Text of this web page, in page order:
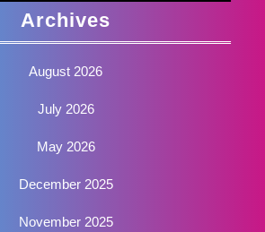
Archives
August 2026
July 2026
May 2026
December 2025
November 2025